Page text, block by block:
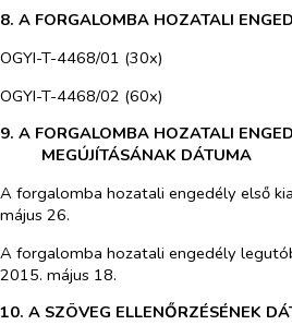
8. A FORGALOMBA HOZATALI
OGYI-T-4468/01 (30x)
OGYI-T-4468/02 (60x)
9. A FORGALOMBA HOZATALI
MEGÚJÍTÁSÁNAK DÁTUMA
A forgalomba hozatali engedély első
május 26.
A forgalomba hozatali engedély
2015. május 18.
10. A SZÖVEG ELLENŐRZÉSÉNEK